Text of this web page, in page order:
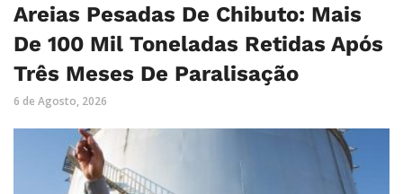
Areias Pesadas De Chibuto: Mais
De 100 Mil Toneladas Retidas Após
Três Meses De Paralisação
6 de Agosto, 2026